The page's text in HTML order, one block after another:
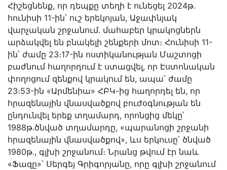
Հիշեցնենք, որ դեպքը տեղի է ունեցել 2024թ․
հունիսի 11-ին՝ ուշ երեկոյան, Աջափնյակ
վարչական շրջանում. մահաբեր կրակոցներն
արձակվել են բնակելի շենքերի մոտ։ Հունիսի 11-
ին՝ ժամը 23։17-ին ոստիկանության Մաշտոցի
բաժնում հաղորդում է ստացվել, որ Էստոնական
փողոցում զենքով կրակում են, ապա՝ ժամը
23։53-ին «Արմենիա» ՀԲԿ-ից հաղորդել են, որ
հրազենային վնասվածքով բուժօգնության են
ընդունվել երեք տղամարդ, որոնցից մեկը՝
1988թ.ծնված տղամարդը, «պարանոցի շրջանի
հրազենային վնասվածքով», ևս երկուսը՝ ծնված
1980թ., գլխի շրջանում։ Նրանց թվում էր նաև
«Ֆազը»՝ Սերգեյ Գրիգորյանը, որը գլխի շրջանում